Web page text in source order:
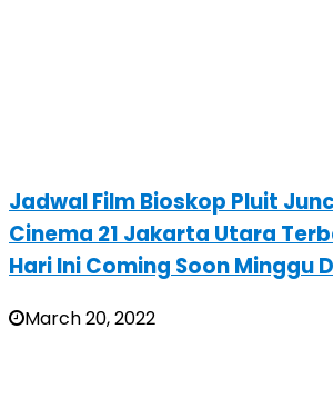
Jadwal Film Bioskop Pluit
Cinema 21 Jakarta Utara
Hari Ini Coming Soon Minggu
March 20, 2022